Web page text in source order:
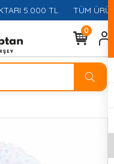
5.000 TL TÜM
0